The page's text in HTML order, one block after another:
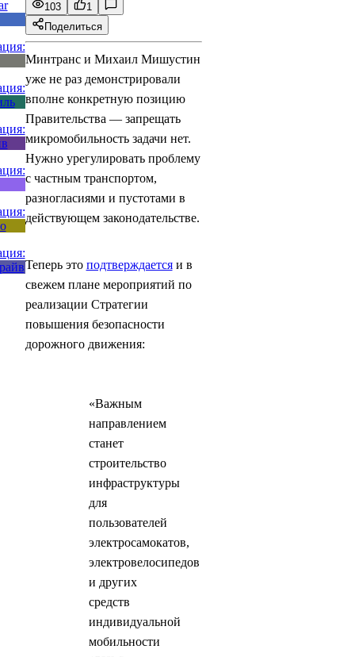
103
1
Поделиться
Минтранс и Михаил Мишустин
уже не раз демонстрировали
вполне конкретную позицию
Правительства — запрещать
микромобильность задачи нет.
Нужно урегулировать проблему
с частным транспортом,
разногласиями и пустотами в
действующем законодательстве.
Теперь это подтверждаетсяи в
свежем плане мероприятий по
реализации Стратегии
повышения безопасности
дорожного движения:
«Важным
направлением
станет
строительство
инфраструктуры
для
пользователей
электросамокатов,
электровелосипедов
и других
средств
индивидуальной
мобильности